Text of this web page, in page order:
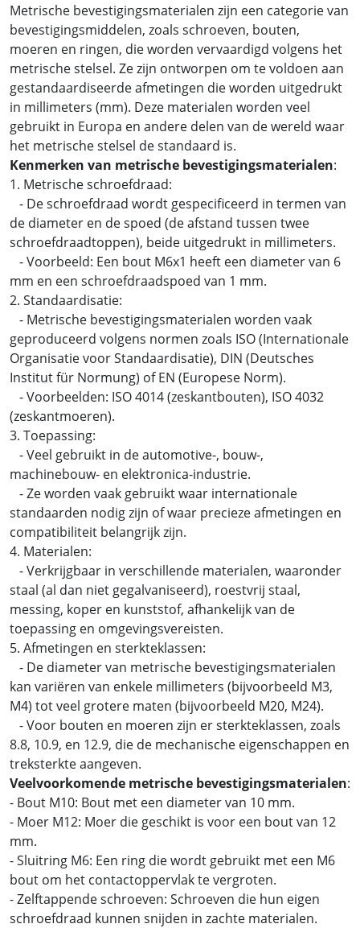
Metrische bevestigingsmaterialen zijn een categorie van
bevestigingsmiddelen, zoals schroeven, bouten,
moeren en ringen, die worden vervaardigd volgens het
metrische stelsel. Ze zijn ontworpen om te voldoen aan
gestandaardiseerde afmetingen die worden uitgedrukt
in millimeters (mm). Deze materialen worden veel
gebruikt in Europa en andere delen van de wereld waar
het metrische stelsel de standaard is.
Kenmerken van metrische bevestigingsmaterialen:
1. Metrische schroefdraad:
- De schroefdraad wordt gespecificeerd in termen van
de diameter en de spoed (de afstand tussen twee
schroefdraadtoppen), beide uitgedrukt in millimeters.
- Voorbeeld: Een bout M6x1 heeft een diameter van 6
mm en een schroefdraadspoed van 1 mm.
2. Standaardisatie:
- Metrische bevestigingsmaterialen worden vaak
geproduceerd volgens normen zoals ISO (Internationale
Organisatie voor Standaardisatie), DIN (Deutsches
Institut für Normung) of EN (Europese Norm).
- Voorbeelden: ISO 4014 (zeskantbouten), ISO 4032
(zeskantmoeren).
3. Toepassing:
- Veel gebruikt in de automotive-, bouw-,
machinebouw- en elektronica-industrie.
- Ze worden vaak gebruikt waar internationale
standaarden nodig zijn of waar precieze afmetingen en
compatibiliteit belangrijk zijn.
4. Materialen:
- Verkrijgbaar in verschillende materialen, waaronder
staal (al dan niet gegalvaniseerd), roestvrij staal,
messing, koper en kunststof, afhankelijk van de
toepassing en omgevingsvereisten.
5. Afmetingen en sterkteklassen:
- De diameter van metrische bevestigingsmaterialen
kan variëren van enkele millimeters (bijvoorbeeld M3,
M4) tot veel grotere maten (bijvoorbeeld M20, M24).
- Voor bouten en moeren zijn er sterkteklassen, zoals
8.8, 10.9, en 12.9, die de mechanische eigenschappen en
treksterkte aangeven.
Veelvoorkomende metrische bevestigingsmaterialen:
- Bout M10: Bout met een diameter van 10 mm.
- Moer M12: Moer die geschikt is voor een bout van 12
mm.
- Sluitring M6: Een ring die wordt gebruikt met een M6
bout om het contactoppervlak te vergroten.
- Zelftappende schroeven: Schroeven die hun eigen
schroefdraad kunnen snijden in zachte materialen.